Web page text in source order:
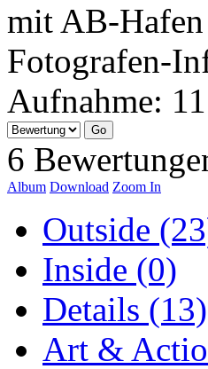
mit AB-Hafen
Fotografen-
Aufnahme:
6
Album Download Zoom In
Outside
Inside (0)
Details (13)
Art &